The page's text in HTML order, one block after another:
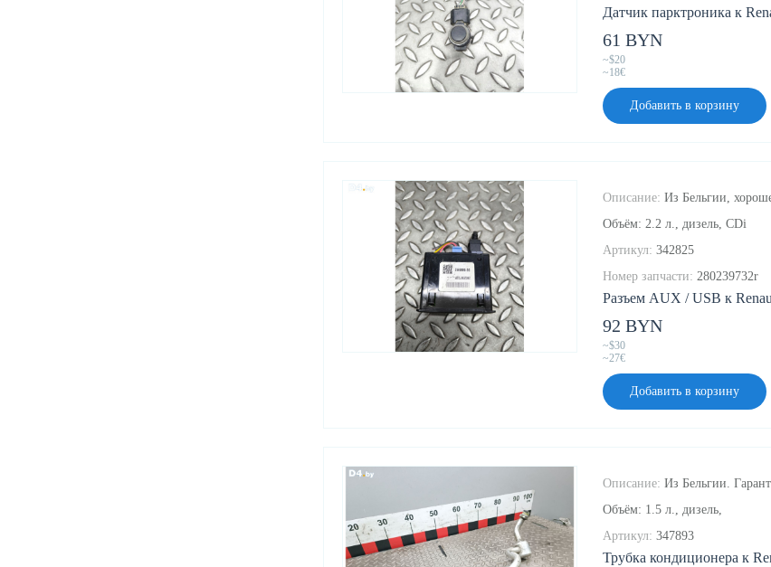
Датчик парктроника к
61 BYN
~$20
~18€
Добавить в корзину
Разъем AUX / USB к
Описание: Из Бельгии,
Объём: 2.2 л., дизель, CDi
Артикул: 342825
Номер запчасти: 280239732r
92 BYN
~$30
~27€
Добавить в корзину
Трубка кондиционера к
Описание: Из Бельгии.
Объём: 1.5 л., дизель,
Артикул: 347893